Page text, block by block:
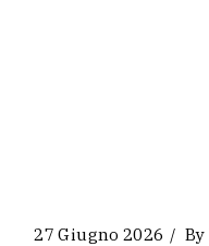
27 Giugno 2026 By